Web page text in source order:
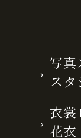
写真
スタ
衣裳
花衣